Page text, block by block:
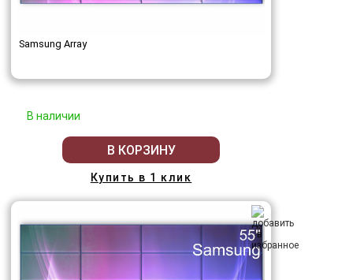
Samsung Array
В наличии
В КОРЗИНУ
Купить в 1 клик